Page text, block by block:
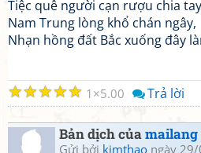
Tiệc quê người cạn rượu chia
Nam Trung lòng khổ chán ngây,
Nhạn hồng đất Bắc xuống đây
☆
☆
☆
☆
☆ 1 5.00 Trả lời
Bản dịch củamailang
Gửi bởi kimthao ngày